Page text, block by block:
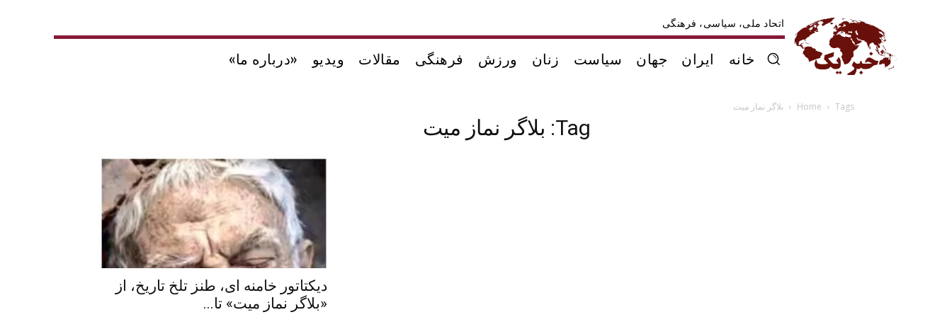
اتحاد ملی، سیاسی، فرهنگی
خانه ایران جهان سیاست زنان ورزش فرهنگی مقالات ویدیو «درباره ما»
Home Tags بلاگر نماز میت
Tag: بلاگر نماز میت
دیکتاتور خامنه ای، طنز تلخ تاریخ، از
«بلاگر نماز میت» تا...